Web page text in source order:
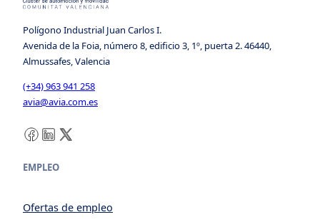
Polígono Industrial Juan Carlos I.
Avenida de la Foia, número 8, edificio 3, 1º, puerta 2. 46440,
Almussafes, Valencia
(+34) 963 941 258
avia@avia.com.es
Facebook LinkedIn X
EMPLEO
Ofertas de empleo